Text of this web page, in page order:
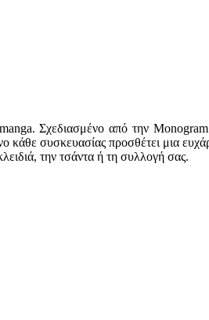
Σχεδιασμένο από την
κάθε συσκευασίας προσθέτει μια
την τσάντα ή τη συλλογή σας.